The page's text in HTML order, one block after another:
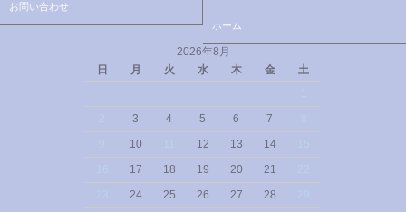
お問い合わせ
ホーム
2026年8月
日
月 火 水 木 金
土
3 4 5 6 7
10 12 13 14
17 18 19 20 21
24 25 26 27 28